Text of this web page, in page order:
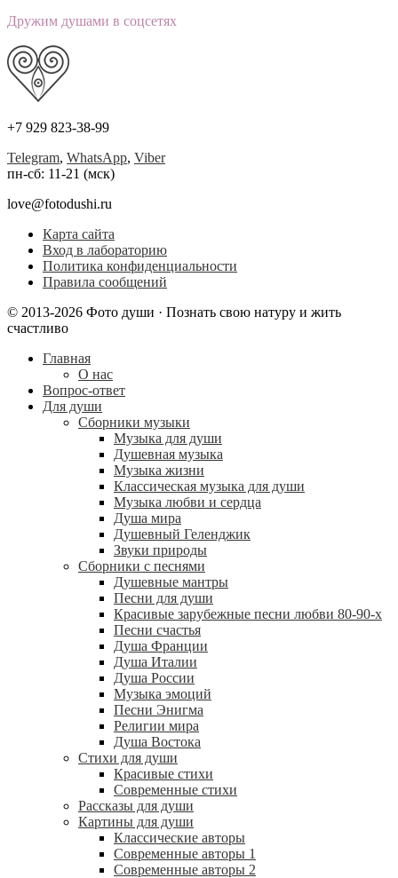
Дружим душами в соцсетях
+7 929 823-38-99
Telegram, WhatsApp, Viber
пн-сб: 11-21 (мск)
love@fotodushi.ru
Карта сайта
Вход в лабораторию
Политика конфиденциальности
Правила сообщений
© 2013-2026 Фото души · Познать свою натуру и жить
счастливо
Главная
О нас
Вопрос-ответ
Для души
Сборники музыки
Музыка для души
Душевная музыка
Музыка жизни
Классическая музыка для души
Музыка любви и сердца
Душа мира
Душевный Геленджик
Звуки природы
Сборники с песнями
Душевные мантры
Песни для души
Красивые зарубежные песни любви 80-90-х
Песни счастья
Душа Франции
Душа Италии
Душа России
Музыка эмоций
Песни Энигма
Религии мира
Душа Востока
Стихи для души
Красивые стихи
Современные стихи
Рассказы для души
Картины для души
Классические авторы
Современные авторы 1
Современные авторы 2